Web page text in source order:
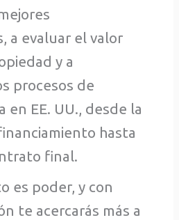
a evaluar el valor
y a
procesos de
en EE. UU., desde la
hasta
final.
es poder, y con
te acercarás más a